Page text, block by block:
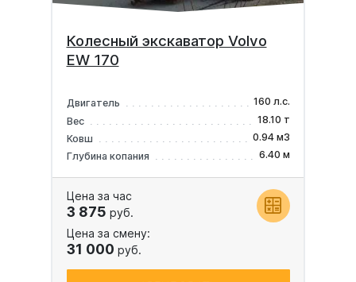
Колесный экскаватор Volvo
EW 170
Двигатель
160 л.с.
Вес
18.10 т
Ковш
0.94 м3
Глубина копания
6.40 м
Цена за час
3 875 руб.
Цена за смену:
31 000 руб.